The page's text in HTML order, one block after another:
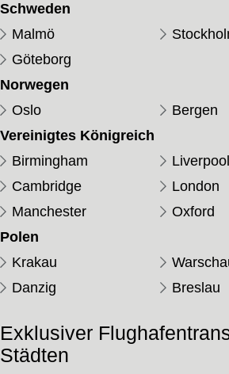
Schweden
Malmö
Göteborg
Norwegen
Oslo
Bergen
Vereinigtes Königreich
Birmingham
Liverpool
Cambridge
London
Manchester
Oxford
Polen
Krakau
Danzig
Breslau
Exklusiver
Städten